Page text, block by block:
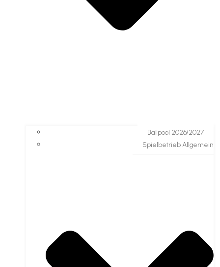
Ballpool 2026/2027
Spielbetrieb Allgemein